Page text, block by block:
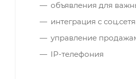
объявления для
интеграция с
управление
IP-телефония